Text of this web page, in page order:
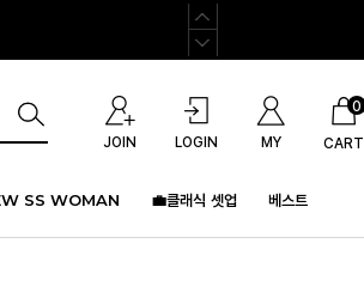
JOIN LOGIN MY CART
0
SS WOMAN 💼클래식 셋업 베스트